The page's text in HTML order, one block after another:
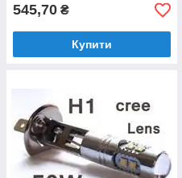
545,70 ₴
Купити